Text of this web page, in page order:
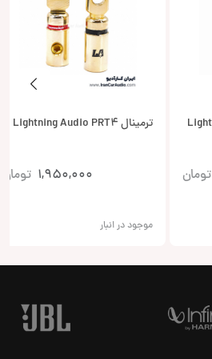
تومان
ترمینال Lightning Audio PRT4
1,950,000 تومان
موجود در انبار